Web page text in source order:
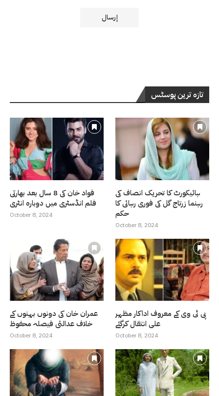
تازہ ترین پوسٹس
فواد خان کی 8 سال بعد بھارتی
فلم انڈسٹری میں دوبارہ انٹری
October 8, 2024
ہائیکورٹ کا تحریک انصاف کی
رہنما زرتاج گل کی فوری رہائی کا
حکم
October 8, 2024
عمران خان کی دونوں بہنوں کے
خلاف عدالتی فیصلہ محفوظ
October 8, 2024
پی ٹی وی کے معروف اداکار مظہر
علی انتقال کرگئے
October 8, 2024